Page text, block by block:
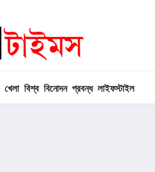
খেলা বিশ্ব বিনোদন প্রবন্ধ লাইফস্টাইল